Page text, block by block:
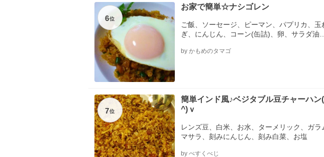
6位
お家で簡単☆ナシゴレン
ご飯、ソーセージ、ピーマン、パプリカ、玉
ぎ、にんじん、コーン(缶詰)、卵、サラダ油
by かもめのタマゴ
7位
簡単インド風♪ベジタブル豆チャーハン
^)ｖ
レンズ豆、白米、お水、ターメリック、ガラ
マサラ、刻みにんじん、刻み白菜、お塩
by ぺすくべじ